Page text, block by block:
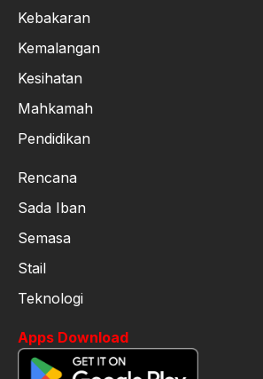
Kebakaran
Kemalangan
Kesihatan
Mahkamah
Pendidikan
Rencana
Sada Iban
Semasa
Stail
Teknologi
Apps Download